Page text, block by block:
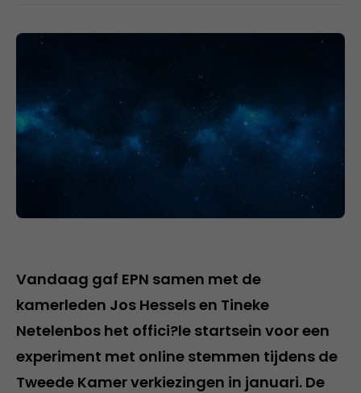
Vandaag gaf EPN samen met de
kamerleden Jos Hessels en Tineke
Netelenbos het offici?le startsein voor een
experiment met online stemmen tijdens de
Tweede Kamer verkiezingen in januari. De